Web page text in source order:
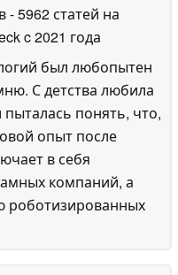
- 5962 статей на
c 2021 года
был любопытен
С детства любила
понять, что,
опыт после
в себя
компаний, а
роботизированных